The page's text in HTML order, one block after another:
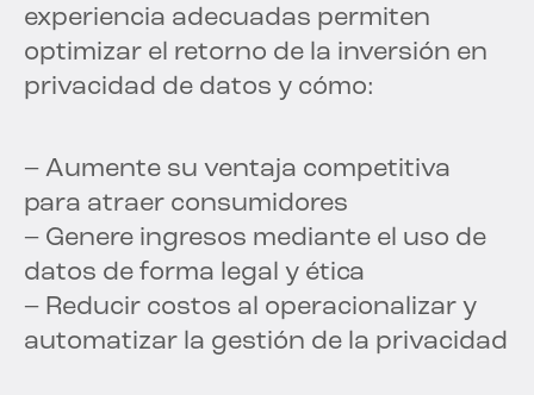
experiencia adecuadas permiten
optimizar el retorno de la inversión en
privacidad de datos y cómo:
– Aumente su ventaja competitiva
para atraer consumidores
– Genere ingresos mediante el uso de
datos de forma legal y ética
– Reducir costos al operacionalizar y
automatizar la gestión de la privacidad